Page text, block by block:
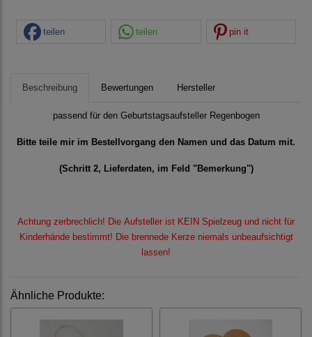
teilen teilen pin it
Beschreibung Bewertungen Hersteller
passend für den Geburtstagsaufsteller Regenbogen
Bitte teile mir im Bestellvorgang den Namen und das Datum mit.
(Schritt 2, Lieferdaten, im Feld "Bemerkung")
Achtung zerbrechlich! Die Aufsteller ist KEIN Spielzeug und nicht für
Kinderhände bestimmt! Die brennede Kerze niemals unbeaufsichtigt
lassen!
Ähnliche Produkte: